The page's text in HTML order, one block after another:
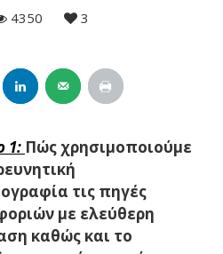
4350 3
1: Πώς χρησιμοποιούμε
τις πηγές
με ελεύθερη
καθώς και το